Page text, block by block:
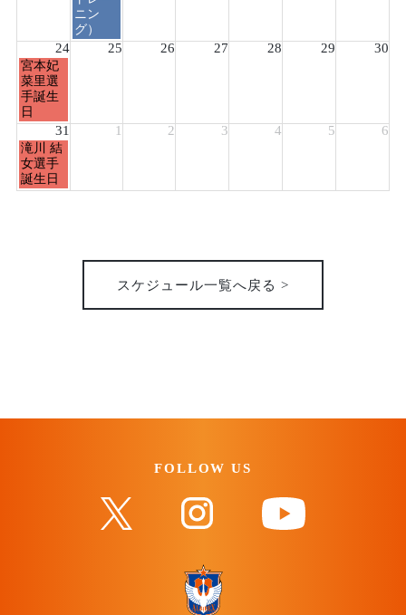
8
月
18th
ニン
グ）
24 25 26 27 28 29 30
月
曜
日,
8
月
24th
2026
宮本妃
菜里選
手誕生
日
31 1 2 3 4 5 6
月
曜
日,
8
滝川 結
女選手
誕生日
スケジュール一覧へ戻る >
FOLLOW US